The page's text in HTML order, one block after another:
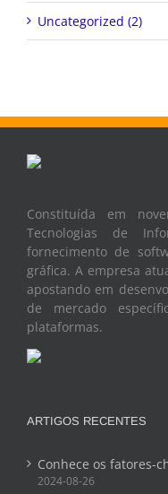
Uncategorized (2)
Constituída em
Tecnologias de
fornecimento de
gráfica. A empresa
apostando em
de mercado
plataformas.
ARTIGOS RECENTES
Conhece os fatores-
2024-08-26